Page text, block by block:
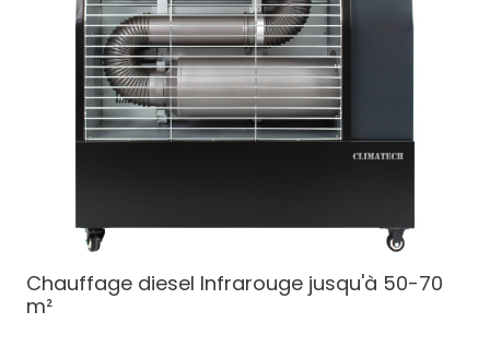
Chauffage diesel Infrarouge jusqu'à 50-70
m²